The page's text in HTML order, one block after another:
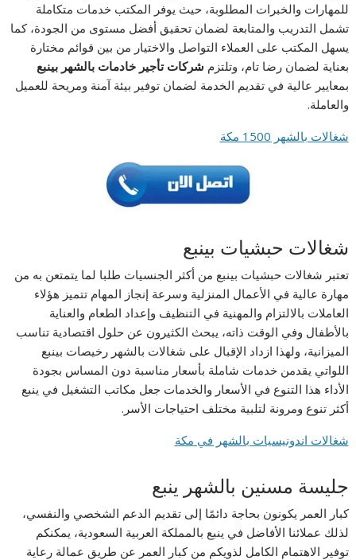
للمهارات والخبرات المطلوبة، حيث يوفر المكتب خدمات متكاملة
تشمل التدريب والمتابعة لضمان تحقيق أفضل مستوى من الجودة، كما
يسهل المكتب على العملاء التواصل والاختيار من بين قوائم مختارة
بعناية لضمان رضا تام، وتلتزم شركات تأجير خادمات بالشهر بينبع
بمعايير عالية في تقديم الخدمة لضمان توفير بيئة آمنة ومريحة للعميل
والعاملة.
شغالات بالشهر 1500 مكة
شغالات حبشيات بينبع
تعتبر شغالات حبشيات بينبع من أكثر الجنسيات طلبا لما يتمتعن به من
مهارة عالية في الأعمال المنزلية وسرعة إنجاز المهام تتميز هؤلاء
العاملات بالالتزام والمهنية في التنظيف وإعداد الطعام والعناية
بالأطفال وفي الوقت ذاته، يبحث الكثيرون عن حلول اقتصادية تناسب
الميزانية، ولهذا ازداد الإقبال على شغالات بالشهر رخيصات بينبع
اللواتي يقدمن خدمات شاملة بأسعار مناسبة دون المساس بجودة
الأداء هذا التنوع في الأسعار والخدمات جعل مكاتب التشغيل في ينبع
أكثر تنوع ومرونة لتلبية مختلف احتياجات الأسر.
شغالات اندونيسيات بالشهر في مكة
جليسة مسنين بالشهر ينبع
كبار العمر يكونون بحاجة دائمًا إلى تقديم الدعم الشخصي والنفسي،
لذلك عملائنا الأفاضل في ينبع بالمملكة العربية السعودية، يمكنكم
توفير الاهتمام الكامل لذويكم من كبار العمر عن طريق عمالة رعاية